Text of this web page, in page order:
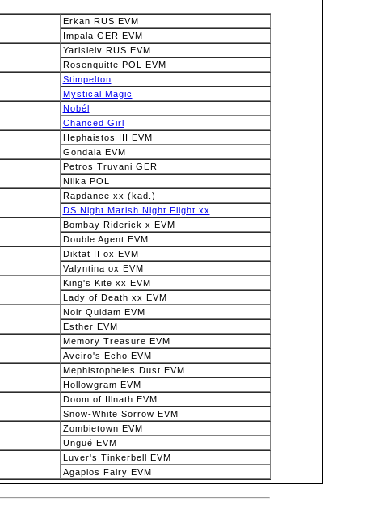
Erkan RUS EVM
Impala GER EVM
Yarisleiv RUS EVM
Rosenquitte POL EVM
Stimpelton
Mystical Magic
Nobél
Chanced Girl
Hephaistos III EVM
Gondala EVM
Petros Truvani GER
Nilka POL
Rapdance xx (kad.)
DS Night Marish Night Flight xx
Bombay Riderick x EVM
Double Agent EVM
Diktat II ox EVM
Valyntina ox EVM
King's Kite xx EVM
Lady of Death xx EVM
Noir Quidam EVM
Esther EVM
Memory Treasure EVM
Aveiro's Echo EVM
Mephistopheles Dust EVM
Hollowgram EVM
Doom of Illnath EVM
Snow-White Sorrow EVM
Zombietown EVM
Ungué EVM
Luver's Tinkerbell EVM
Agapios Fairy EVM